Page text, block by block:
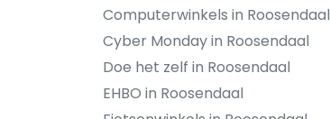
Computerwinkels in Roosendaal
Cyber Monday in Roosendaal
Doe het zelf in Roosendaal
EHBO in Roosendaal